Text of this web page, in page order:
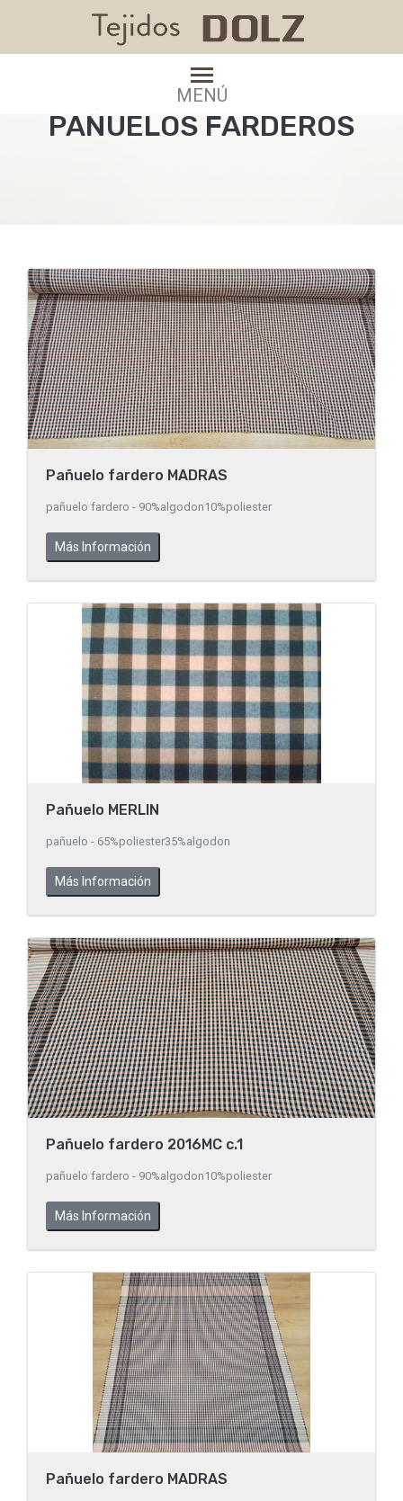
MENÚ
PRODUCTOS
PAÑUELOS FARDEROS
Pañuelo fardero MADRAS
pañuelo fardero - 90%algodon10%poliester
Más Información
Pañuelo MERLIN
pañuelo - 65%poliester35%algodon
Más Información
Pañuelo fardero 2016MC c.1
pañuelo fardero - 90%algodon10%poliester
Más Información
Pañuelo fardero MADRAS